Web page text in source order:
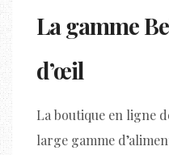
La gamme
d’œil
La boutique en ligne
large gamme